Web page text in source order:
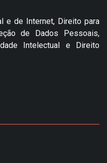
e de Internet, Direito para
de Dados Pessoais,
Intelectual e Direito